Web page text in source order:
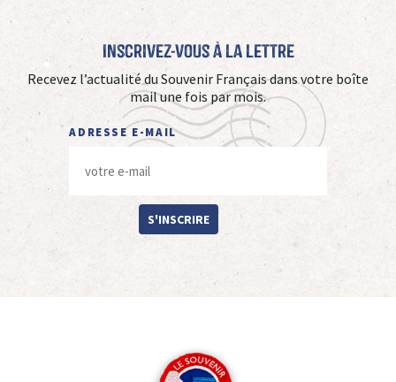
Inscrivez-vous à La Lettre
Recevez l’actualité du Souvenir Français dans votre boîte
mail une fois par mois.
ADRESSE E-MAIL
S'INSCRIRE